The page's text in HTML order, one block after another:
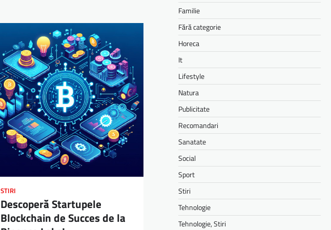
STIRI
Descoperă Startupele
Blockchain de Succes de la
Familie
Fără categorie
Horeca
It
Lifestyle
Natura
Publicitate
Recomandari
Sanatate
Social
Sport
Stiri
Tehnologie
Tehnologie, Stiri